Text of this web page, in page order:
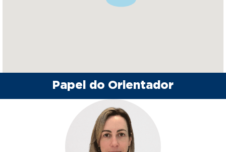
Papel do Orientador